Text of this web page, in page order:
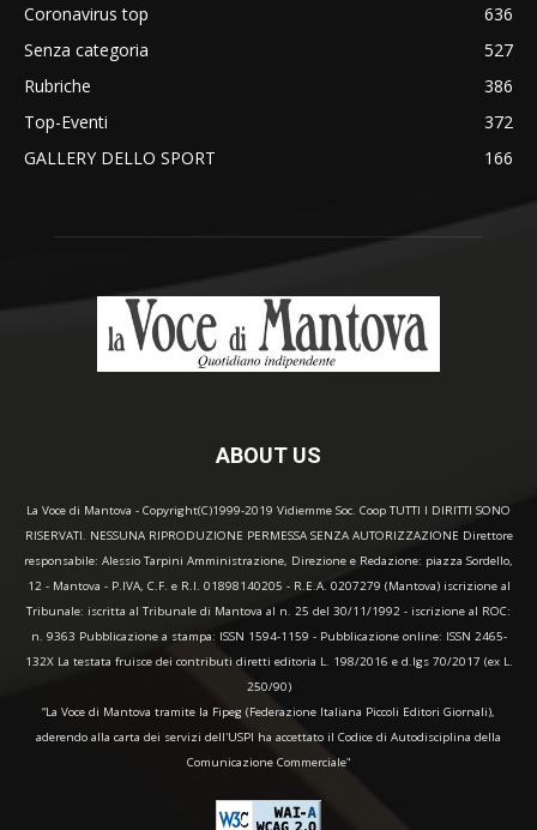
Coronavirus top
636
Senza categoria
527
Rubriche
386
Top-Eventi
372
GALLERY DELLO SPORT
166
ABOUT US
La Voce di Mantova - Copyright(C)1999-2019 Vidiemme Soc. Coop TUTTI I DIRITTI SONO
RISERVATI. NESSUNA RIPRODUZIONE PERMESSA SENZA AUTORIZZAZIONE Direttore
responsabile: Alessio Tarpini Amministrazione, Direzione e Redazione: piazza Sordello,
12 - Mantova - P.IVA, C.F. e R.I. 01898140205 - R.E.A. 0207279 (Mantova) iscrizione al
Tribunale: iscritta al Tribunale di Mantova al n. 25 del 30/11/1992 - iscrizione al ROC:
n. 9363 Pubblicazione a stampa: ISSN 1594-1159 - Pubblicazione online: ISSN 2465-
132X La testata fruisce dei contributi diretti editoria L. 198/2016 e d.lgs 70/2017 (ex L.
250/90)
“La Voce di Mantova tramite la Fipeg (Federazione Italiana Piccoli Editori Giornali),
aderendo alla carta dei servizi dell'USPI ha accettato il Codice di Autodisciplina della
Comunicazione Commerciale"